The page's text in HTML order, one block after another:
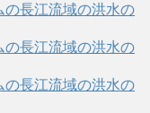
の長江流域の洪水の
の長江流域の洪水の
の長江流域の洪水の